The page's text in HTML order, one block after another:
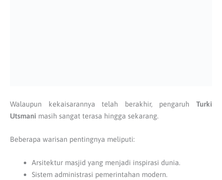
Walaupun kekaisarannya telah berakhir, pengaruh Turki
Utsmani masih sangat terasa hingga sekarang.
Beberapa warisan pentingnya meliputi:
Arsitektur masjid yang menjadi inspirasi dunia.
Sistem administrasi pemerintahan modern.